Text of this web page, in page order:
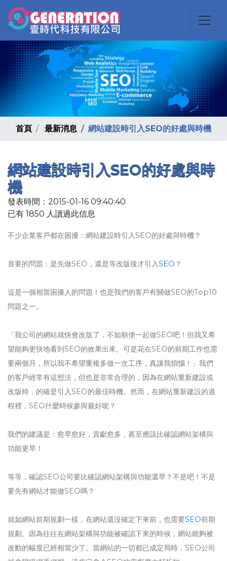
首頁 最新消息 網站建設時引入SEO的好處與時機
網站建設時引入SEO的好處與時
機
發表時間：2015-01-16 09:40:40
已有 1850 人讀過此信息
不少企業客戶都在困擾：網站建設時引入SEO的好處與時機？
首要的問題：是先做SEO，還是等改版後才引入SEO ？
這是一個相當困擾人的問題！也是我們的客戶有關做SEO的Top10
問題之一。
「我公司的網站就快會改版了，不如順便一起做SEO吧！但我又希
望能夠更快地看到SEO的效果出來。可是花在SEO的前期工作也需
要兩個月，所以我不希望重複多做一次工序，真讓我煩惱！」我們
的客戶經常有這想法，但也是非常合理的，因為在網站重新建設或
改版時，的確是引入SEO的最佳時機。然而，在網站重新建設的過
程裡，SEO什麼時候參與最好呢？
我們的建議是：愈早愈好，貢獻愈多，甚至應該比確認網站架構與
功能更早！
等等，確認SEO公司要比確認網站架構與功能還早？不是吧！不是
要先有網站才能做SEO嗎？
就如網站前期規劃一樣，在網站還沒確定下來前，也需要SEO前期
規劃。因為往往在網站架構與功能被確認下來的時候，網站能夠被
改動的幅度已經相當少了。當網站的一切都已成定局時，SEO公司